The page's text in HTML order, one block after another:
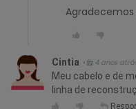
Cintia • 4 anos
Meu cabelo e de
linha de